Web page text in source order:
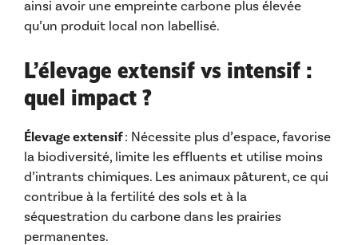
ainsi avoir une empreinte carbone plus élevée
qu’un produit local non labellisé.
L’élevage extensif vs intensif :
quel impact ?
Élevage extensif: Nécessite plus d’espace, favorise
la biodiversité, limite les effluents et utilise moins
d’intrants chimiques. Les animaux pâturent, ce qui
contribue à la fertilité des sols et à la
séquestration du carbone dans les prairies
permanentes.